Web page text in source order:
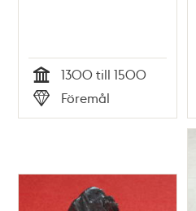
Tid
1300 till 1500
Typ
Föremål